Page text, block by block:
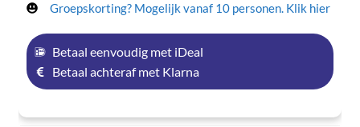
Groepskorting? Mogelijk vanaf 10 personen. Klik hier
Betaal eenvoudig met iDeal
Betaal achteraf met Klarna